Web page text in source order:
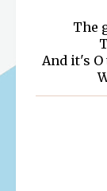
The
And it's